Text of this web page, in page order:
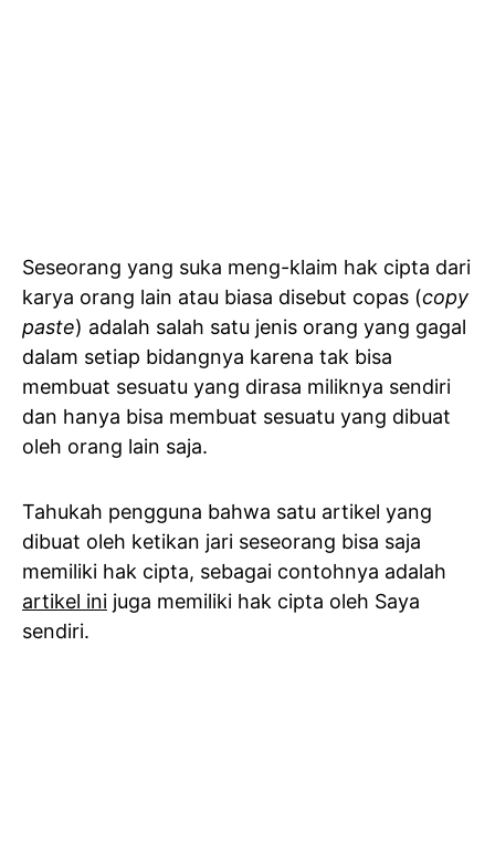
Seseorang yang suka meng-klaim hak cipta dari
karya orang lain atau biasa disebut copas (copy
paste) adalah salah satu jenis orang yang gagal
dalam setiap bidangnya karena tak bisa
membuat sesuatu yang dirasa miliknya sendiri
dan hanya bisa membuat sesuatu yang dibuat
oleh orang lain saja.
Tahukah pengguna bahwa satu artikel yang
dibuat oleh ketikan jari seseorang bisa saja
memiliki hak cipta, sebagai contohnya adalah
artikel ini juga memiliki hak cipta oleh Saya
sendiri.